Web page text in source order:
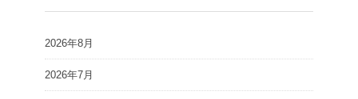
2026年8月
2026年7月